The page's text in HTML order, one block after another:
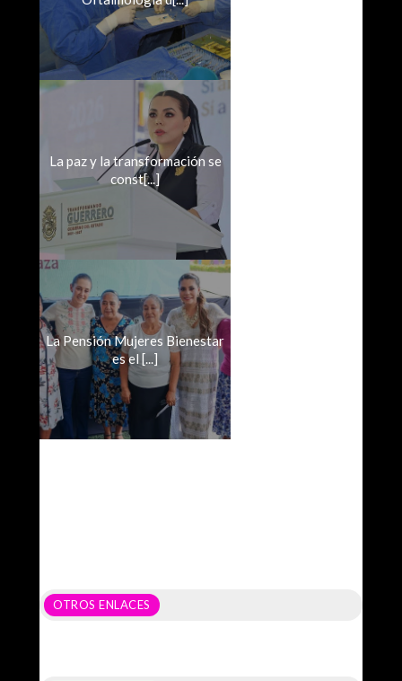
La paz y la transformación se
const[...]
La Pensión Mujeres Bienestar
es el [...]
OTROS ENLACES